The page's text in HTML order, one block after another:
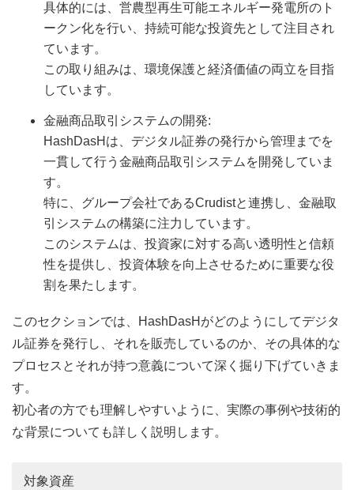
具体的には、営農型再生可能エネルギー発電所のト
ークン化を行い、持続可能な投資先として注目され
ています。
この取り組みは、環境保護と経済価値の両立を目指
しています。
金融商品取引システムの開発:
HashDasHは、デジタル証券の発行から管理までを
一貫して行う金融商品取引システムを開発していま
す。
特に、グループ会社であるCrudistと連携し、金融取
引システムの構築に注力しています。
このシステムは、投資家に対する高い透明性と信頼
性を提供し、投資体験を向上させるために重要な役
割を果たします。
このセクションでは、HashDasHがどのようにしてデジタ
ル証券を発行し、それを販売しているのか、その具体的な
プロセスとそれが持つ意義について深く掘り下げていきま
す。
初心者の方でも理解しやすいように、実際の事例や技術的
な背景についても詳しく説明します。
対象資産